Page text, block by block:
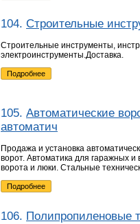
104. Строительные
Строительные инструменты,
электроинструменты.Доставка.
Подробнее
105. Автоматические
автоматич
Продажа и установка
ворот. Автоматика для гаражных
ворота и люки. Стальные
Подробнее
106. Полипропиленовые